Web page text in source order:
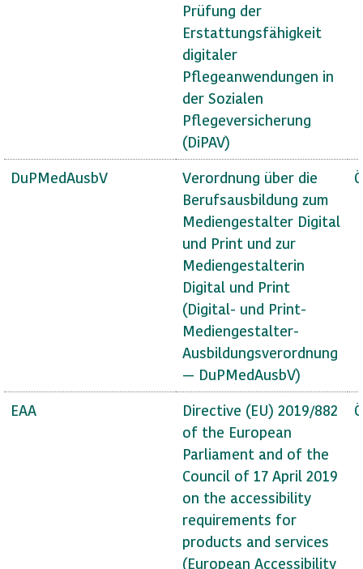
Prüfung der
Erstattungsfähigkeit
digitaler
Pflegeanwendungen in
der Sozialen
Pflegeversicherung
(DiPAV)
DuPMedAusbV
Verordnung über die
Berufsausbildung zum
Mediengestalter Digital
und Print und zur
Mediengestalterin
Digital und Print
(Digital- und Print-
Mediengestalter-
Ausbildungsverordnung
— DuPMedAusbV)
EAA
Directive (EU) 2019/882
of the European
Parliament and of the
Council of 17 April 2019
on the accessibility
requirements for
products and services
(European Accessibility